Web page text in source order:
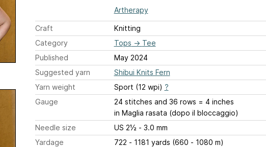
Artherapy
Craft
Knitting
Category
Tops → Tee
Published
May 2024
Suggested yarn
Shibui Knits Fern
Yarn weight
Sport (12 wpi) ?
Gauge
24 stitches and 36 rows = 4 inches
in Maglia rasata (dopo il bloccaggio)
Needle size
US 2½ - 3.0 mm
Yardage
722 - 1181 yards (660 - 1080 m)